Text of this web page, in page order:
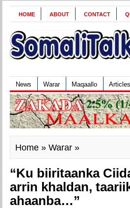
HOME ABOUT CONTACT
News Warar Maqaallo Articles
Home » Warar »
“Ku biiritaanka
arrin khaldan,
ahaanba…”